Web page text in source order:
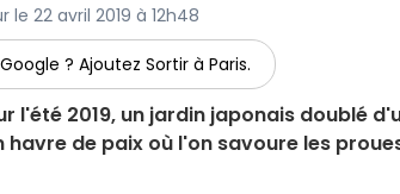
le 22 avril 2019 à 12h48
? Ajoutez Sortir à Paris.
l'été 2019, un jardin japonais doublé
havre de paix où l'on savoure les